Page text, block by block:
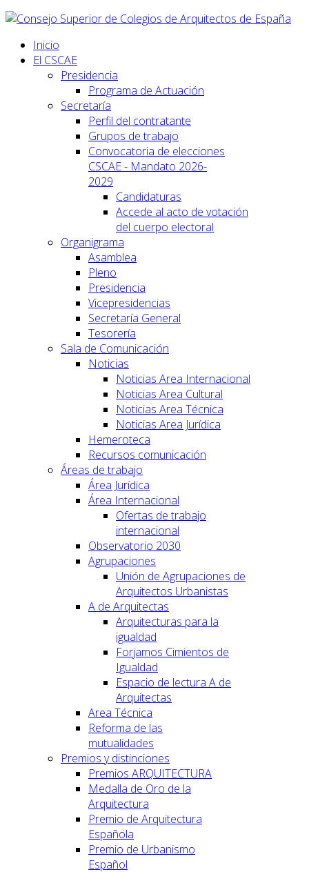
Inicio
El CSCAE
Presidencia
Programa de Actuación
Secretaría
Perfil del contratante
Grupos de trabajo
Convocatoria de elecciones
CSCAE - Mandato 2026-
2029
Candidaturas
Accede al acto de votación
del cuerpo electoral
Organigrama
Asamblea
Pleno
Presidencia
Vicepresidencias
Secretaría General
Tesorería
Sala de Comunicación
Noticias
Noticias Area Internacional
Noticias Area Cultural
Noticias Area Técnica
Noticias Area Jurídica
Hemeroteca
Recursos comunicación
Áreas de trabajo
Área Jurídica
Área Internacional
Ofertas de trabajo
internacional
Observatorio 2030
Agrupaciones
Unión de Agrupaciones de
Arquitectos Urbanistas
A de Arquitectas
Arquitecturas para la
igualdad
Forjamos Cimientos de
Igualdad
Espacio de lectura A de
Arquitectas
Area Técnica
Reforma de las
mutualidades
Premios y distinciones
Premios ARQUITECTURA
Medalla de Oro de la
Arquitectura
Premio de Arquitectura
Española
Premio de Urbanismo
Español